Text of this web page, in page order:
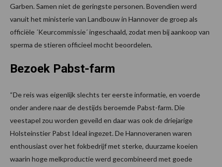
Garben. Samen niet de geringste personen. Bovendien werd
vanuit het ministerie van Landbouw in Hannover de groep als
officiële ´Keurcommissie´ ingeschaald, zodat men bij aankoop van
sperma de stieren officieel mocht beoordelen.
Bezoek Pabst-farm
“De reis was eigenlijk slechts ter eerste informatie, en voerde
onder andere naar de destijds beroemde Pabst-farm. Die
veestapel zou worden geveild en daar was ook de driejarige
Holsteinstier Pabst Ideal ingezet. De Hannoveranen waren
enthousiast over het fokbedrijf met sterke, duurzame koeien
waarin hoge melkproductie werd gecombineerd met goede